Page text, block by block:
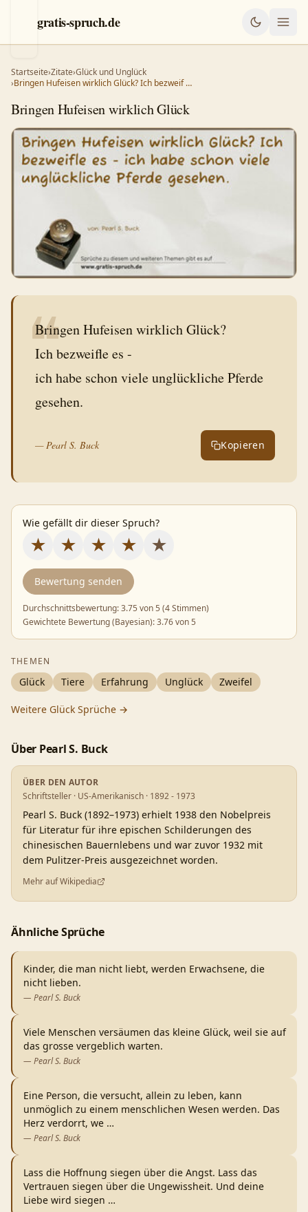
gratis-spruch.de
Startseite›Zitate›Glück und Unglück
›Bringen Hufeisen wirklich Glück? Ich bezweif …
Bringen Hufeisen wirklich Glück
❝
Bringen Hufeisen wirklich Glück?
Ich bezweifle es -
ich habe schon viele unglückliche Pferde
gesehen.
—Pearl S. Buck Kopieren
Wie gefällt dir dieser Spruch?
★ ★ ★ ★ ★
Bewertung senden
Durchschnittsbewertung:3.75 von 5 (4 Stimmen)
Gewichtete Bewertung (Bayesian):3.76von 5
THEMEN
Glück Tiere Erfahrung Unglück Zweifel
Weitere Glück Sprüche →
Über Pearl S. Buck
ÜBER DEN AUTOR
Schriftsteller · US-Amerikanisch · 1892 - 1973
Pearl S. Buck (1892–1973) erhielt 1938 den Nobelpreis
für Literatur für ihre epischen Schilderungen des
chinesischen Bauernlebens und war zuvor 1932 mit
dem Pulitzer-Preis ausgezeichnet worden.
Mehr auf Wikipedia
Ähnliche Sprüche
Kinder, die man nicht liebt, werden Erwachsene, die
nicht lieben.
— Pearl S. Buck
Viele Menschen versäumen das kleine Glück, weil sie auf
das grosse vergeblich warten.
— Pearl S. Buck
Eine Person, die versucht, allein zu leben, kann
unmöglich zu einem menschlichen Wesen werden. Das
Herz verdorrt, we …
— Pearl S. Buck
Lass die Hoffnung siegen über die Angst. Lass das
Vertrauen siegen über die Ungewissheit. Und deine
Liebe wird siegen …